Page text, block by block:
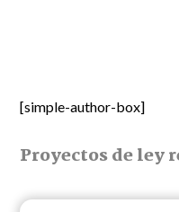
[simple-author-box]
Proyectos de ley